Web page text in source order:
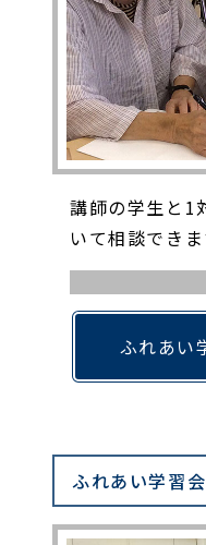
講師の学生と1
いて相談できま
ふれあい
ふれあい学習